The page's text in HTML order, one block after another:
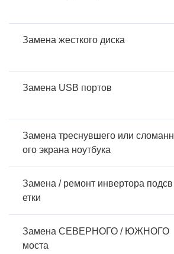
Замена жесткого диска
Замена USB портов
Замена треснувшего или сломанн
ого экрана ноутбука
Замена / ремонт инвертора подсв
етки
Замена СЕВЕРНОГО / ЮЖНОГО
моста